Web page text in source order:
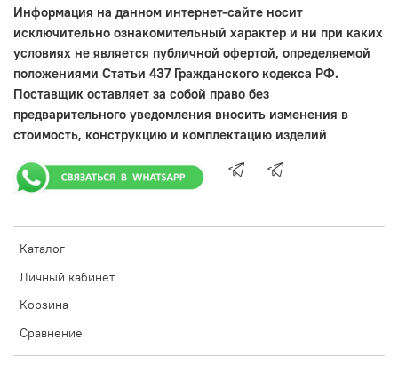
Каталог
Личный кабинет
Корзина
Сравнение
Информация на данном интернет-сайте носит
исключительно ознакомительный характер и ни при каких
условиях не является публичной офертой, определяемой
положениями Статьи 437 Гражданского кодекса РФ.
Поставщик оставляет за собой право без
предварительного уведомления вносить изменения в
стоимость, конструкцию и комплектацию изделий